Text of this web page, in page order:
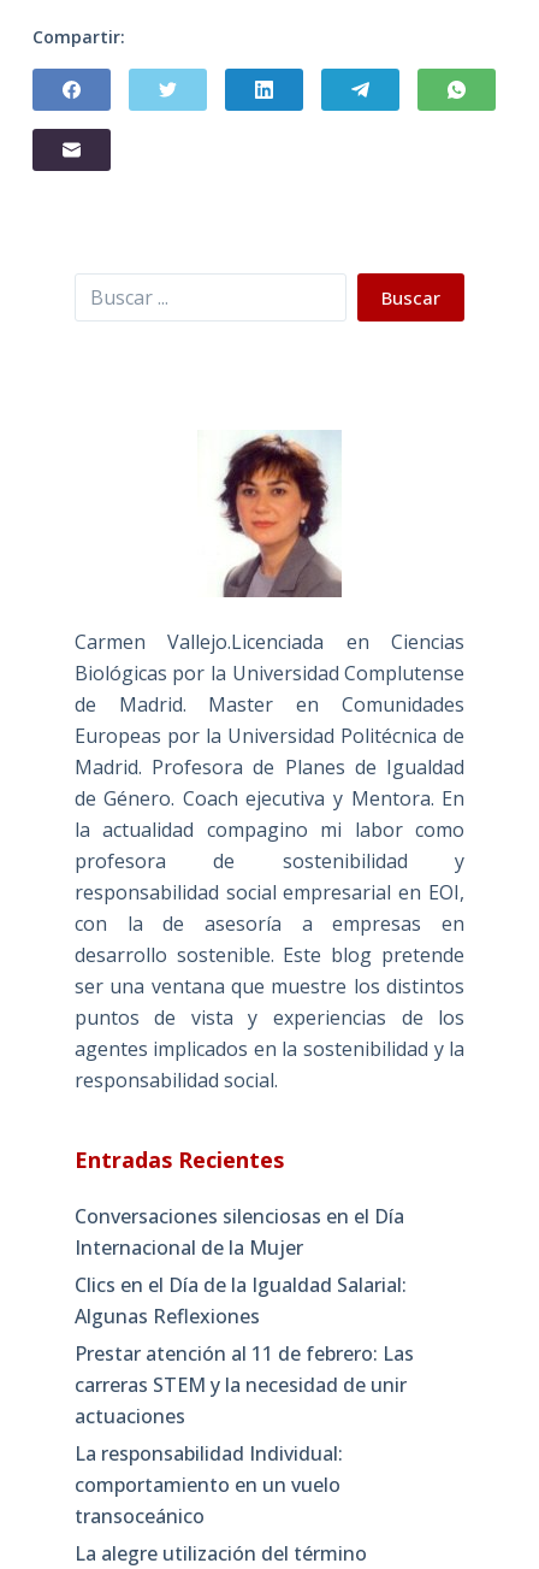
Compartir:
Buscar Buscar
Carmen Vallejo.Licenciada en Ciencias
Biológicas por la Universidad Complutense
de Madrid. Master en Comunidades
Europeas por la Universidad Politécnica de
Madrid. Profesora de Planes de Igualdad
de Género. Coach ejecutiva y Mentora. En
la actualidad compagino mi labor como
profesora de sostenibilidad y
responsabilidad social empresarial en EOI,
con la de asesoría a empresas en
desarrollo sostenible. Este blog pretende
ser una ventana que muestre los distintos
puntos de vista y experiencias de los
agentes implicados en la sostenibilidad y la
responsabilidad social.
Entradas Recientes
Conversaciones silenciosas en el Día
Internacional de la Mujer
Clics en el Día de la Igualdad Salarial:
Algunas Reflexiones
Prestar atención al 11 de febrero: Las
carreras STEM y la necesidad de unir
actuaciones
La responsabilidad Individual:
comportamiento en un vuelo
transoceánico
La alegre utilización del término